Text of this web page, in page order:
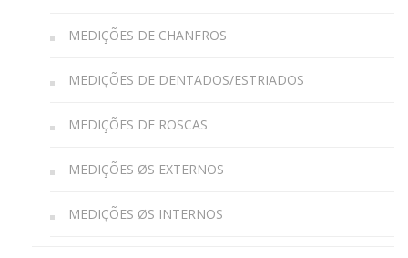
MEDIÇÕES DE CHANFROS
MEDIÇÕES DE DENTADOS/ESTRIADOS
MEDIÇÕES DE ROSCAS
MEDIÇÕES ØS EXTERNOS
MEDIÇÕES ØS INTERNOS